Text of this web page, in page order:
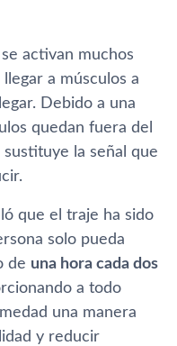
activan muchos
a músculos a
Debido a una
quedan fuera del
la señal que
que el traje ha sido
solo pueda
de una hora cada dos
a todo
una manera
y reducir